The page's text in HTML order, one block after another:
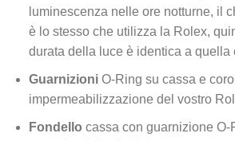
luminescenza nelle ore notturne, il
è lo stesso che utilizza la Rolex,
durata della luce è identica a quella
GuarnizioniO-Ring su cassa e
impermeabilizzazione del vostro
Fondello cassa con guarnizione O-